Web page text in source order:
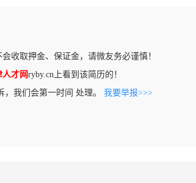
收取押金、保证金，请微友务必谨慎！
人才网ryby.cn上看到该简历的！
，我们会第一时间 处理。 我要举报>>>